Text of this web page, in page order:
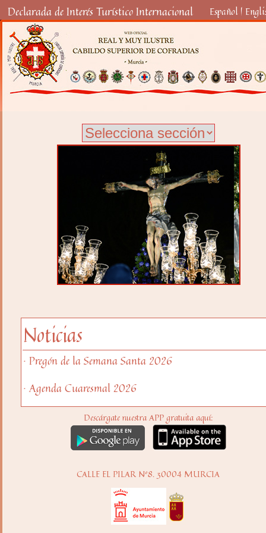
Declarada de Interés Turístico Internacional Español |
Noticias
· Pregón de la Semana Santa 2026
· Agenda Cuaresmal 2026
Descárgate nuestra APP gratuita aquí:
CALLE EL PILAR Nº8. 30004 MURCIA